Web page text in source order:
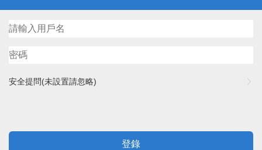
安全提問(未設置請忽略)
登錄